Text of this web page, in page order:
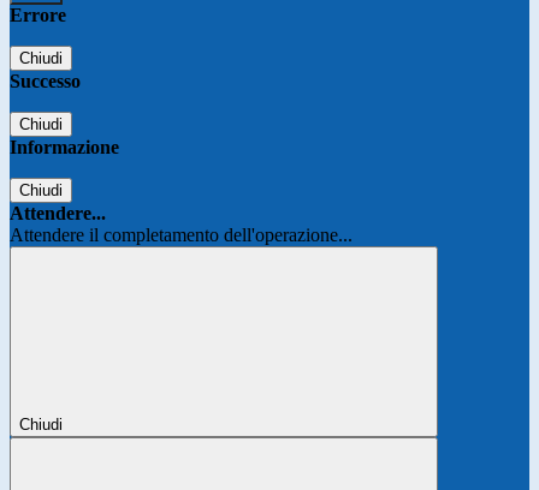
Errore
Chiudi
Successo
Chiudi
Informazione
Chiudi
Attendere...
Attendere il completamento dell'operazione...
Chiudi